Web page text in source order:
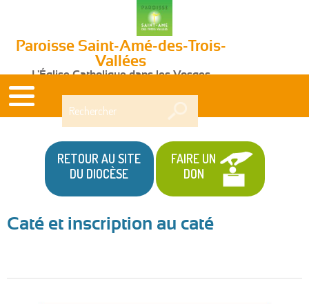
Paroisse Saint-Amé-des-Trois-
Vallées
L'Église Catholique dans les Vosges
RETOUR AU SITE
DU DIOCÈSE
FAIRE UN
DON
Caté et inscription au caté